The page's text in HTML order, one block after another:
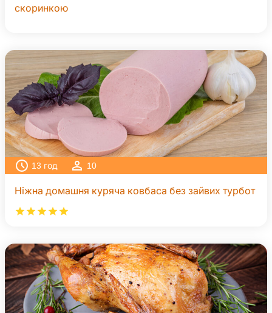
скоринкою
13 год 10
Ніжна домашня куряча ковбаса без зайвих турбот